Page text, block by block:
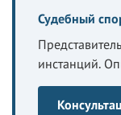
Судебный
инстанций.